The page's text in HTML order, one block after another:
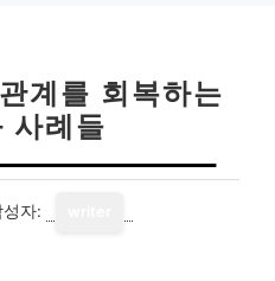
계를 회복하는
사례들
성자: